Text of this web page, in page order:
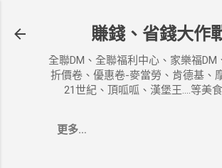
賺錢、省錢大作
全聯DM、全聯福利中心、家樂福DM
折價卷、優惠卷-麥當勞、肯德基、
21世紀、頂呱呱、漢堡王....等美
更多…